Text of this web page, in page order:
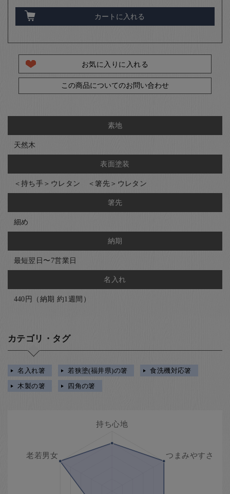
カートに入れる
お気に入りに入れる
この商品についてのお問い合わせ
素地
天然木
表面塗装
＜持ち手＞ウレタン ＜箸先＞ウレタン
箸先
細め
納期
最短翌日〜7営業日
名入れ
440円（納期 約1週間）
カテゴリ・タグ
名入れ箸 若狭塗(福井県)の箸
食洗機対応箸
木製の箸
四角の箸